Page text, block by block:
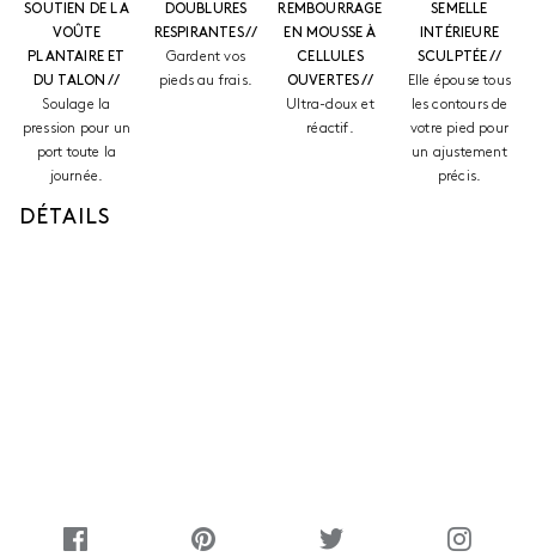
SOUTIEN DE LA
VOÛTE
PLANTAIRE ET
DU TALON //
Soulage la
pression pour un
port toute la
journée.
DOUBLURES
RESPIRANTES //
Gardent vos
pieds au frais.
REMBOURRAGE
EN MOUSSE À
CELLULES
OUVERTES //
Ultra-doux et
réactif.
SEMELLE
INTÉRIEURE
SCULPTÉE //
Elle épouse tous
les contours de
votre pied pour
un ajustement
précis.
DÉTAILS